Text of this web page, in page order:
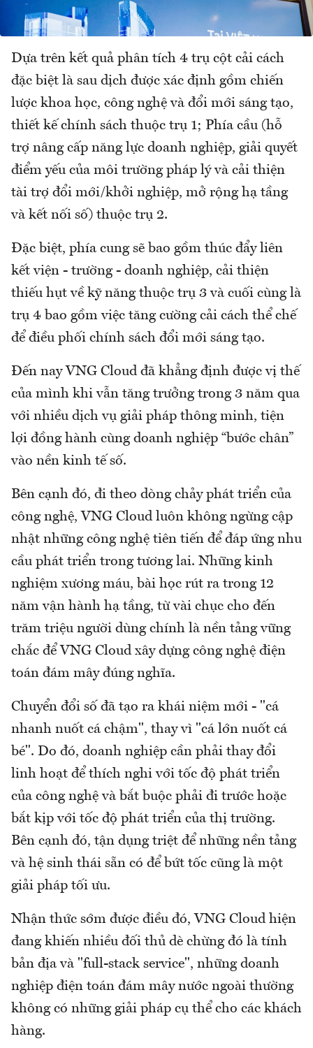
Dựa trên kết quả phân tích 4 trụ cột cải cách
đặc biệt là sau dịch được xác định gồm chiến
lược khoa học, công nghệ và đổi mới sáng tạo,
thiết kế chính sách thuộc trụ 1; Phía cầu (hỗ
trợ nâng cấp năng lực doanh nghiệp, giải quyết
điểm yếu của môi trường pháp lý và cải thiện
tài trợ đổi mới/khởi nghiệp, mở rộng hạ tầng
và kết nối số) thuộc trụ 2.
Đặc biệt, phía cung sẽ bao gồm thúc đẩy liên
kết viện - trường - doanh nghiệp, cải thiện
thiếu hụt về kỹ năng thuộc trụ 3 và cuối cùng là
trụ 4 bao gồm việc tăng cường cải cách thể chế
để điều phối chính sách đổi mới sáng tạo.
Đến nay VNG Cloud đã khẳng định được vị thế
của mình khi vẫn tăng trưởng trong 3 năm qua
với nhiều dịch vụ giải pháp thông minh, tiện
lợi đồng hành cùng doanh nghiệp “bước chân”
vào nền kinh tế số.
Bên cạnh đó, đi theo dòng chảy phát triển của
công nghệ, VNG Cloud luôn không ngừng cập
nhật những công nghệ tiên tiến để đáp ứng nhu
cầu phát triển trong tương lai. Những kinh
nghiệm xương máu, bài học rút ra trong 12
năm vận hành hạ tầng, từ vài chục cho đến
trăm triệu người dùng chính là nền tảng vững
chắc để VNG Cloud xây dựng công nghệ điện
toán đám mây đúng nghĩa.
Chuyển đổi số đã tạo ra khái niệm mới - "cá
nhanh nuốt cá chậm", thay vì "cá lớn nuốt cá
bé". Do đó, doanh nghiệp cần phải thay đổi
linh hoạt để thích nghi với tốc độ phát triển
của công nghệ và bắt buộc phải đi trước hoặc
bắt kịp với tốc độ phát triển của thị trường.
Bên cạnh đó, tận dụng triệt để những nền tảng
và hệ sinh thái sẵn có để bứt tốc cũng là một
giải pháp tối ưu.
Nhận thức sớm được điều đó, VNG Cloud hiện
đang khiến nhiều đối thủ dè chừng đó là tính
bản địa và "full-stack service", những doanh
nghiệp điện toán đám mây nước ngoài thường
không có những giải pháp cụ thể cho các khách
hàng.